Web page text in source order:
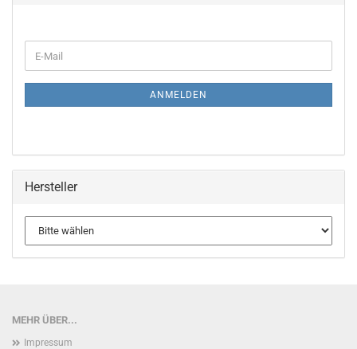
ZUR
E-
Mail
ANMELDEN
Hersteller
MEHR ÜBER...
Impressum